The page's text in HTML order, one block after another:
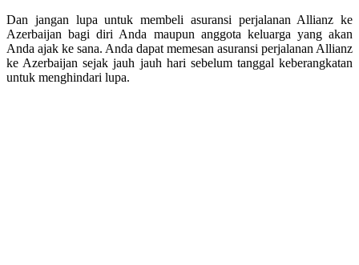
Dan jangan lupa untuk membeli asuransi perjalanan Allianz ke
Azerbaijan bagi diri Anda maupun anggota keluarga yang akan
Anda ajak ke sana. Anda dapat memesan asuransi perjalanan Allianz
ke Azerbaijan sejak jauh jauh hari sebelum tanggal keberangkatan
untuk menghindari lupa.